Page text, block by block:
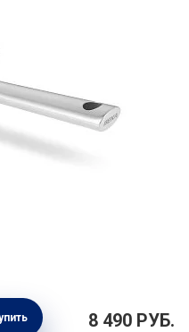
диаметр 14 см,
Бельгия, 101029
8 490 РУБ.